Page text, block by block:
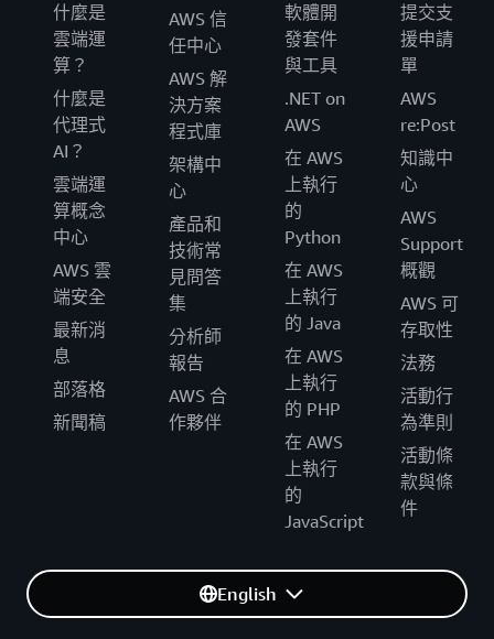
什麼是
雲端運
算？
什麼是
代理式
AI？
雲端運
算概念
中心
AWS 雲
端安全
最新消
息
部落格
新聞稿
AWS 信
任中心
AWS 解
決方案
程式庫
架構中
心
產品和
技術常
見問答
集
分析師
報告
AWS 合
作夥伴
軟體開
發套件
與工具
.NET on
AWS
在 AWS
上執行
的
Python
在 AWS
上執行
的 Java
在 AWS
上執行
的 PHP
在 AWS
上執行
的
JavaScript
提交支
援申請
單
AWS
re:Post
知識中
心
AWS
Support
概觀
AWS 可
存取性
法務
活動行
為準則
活動條
款與條
件
English